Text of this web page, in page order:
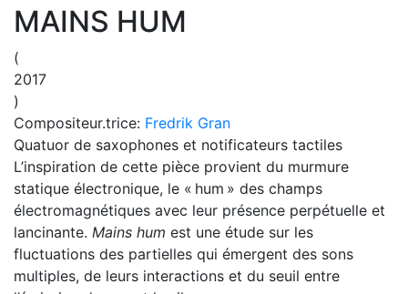
MAINS HUM
(
2017
)
Compositeur.trice: Fredrik Gran
Quatuor de saxophones et notificateurs tactiles
L’inspiration de cette pièce provient du murmure
statique électronique, le « hum » des champs
électromagnétiques avec leur présence perpétuelle et
lancinante. Mains hum est une étude sur les
fluctuations des partielles qui émergent des sons
multiples, de leurs interactions et du seuil entre